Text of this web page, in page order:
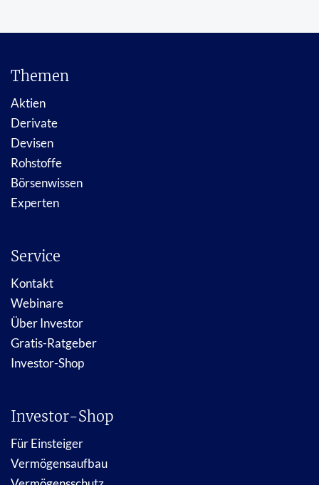
Themen
Aktien
Derivate
Devisen
Rohstoffe
Börsenwissen
Experten
Service
Kontakt
Webinare
Über Investor
Gratis-Ratgeber
Investor-Shop
Investor-Shop
Für Einsteiger
Vermögensaufbau